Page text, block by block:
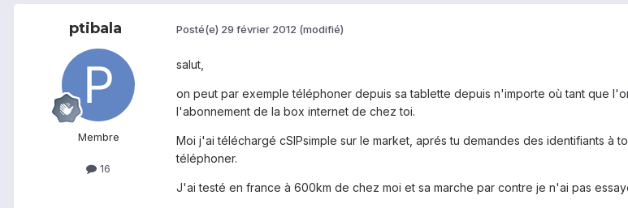
ptibala
Membre
16
Posté(e) 29 février 2012 (modifié)
salut,
on peut par exemple téléphoner depuis sa tablette depuis n'importe où tant que
l'abonnement de la box internet de chez toi.
Moi j'ai téléchargé cSIPsimple sur le market, aprés tu demandes des identifiants
téléphoner.
J'ai testé en france à 600km de chez moi et sa marche par contre je n'ai pas